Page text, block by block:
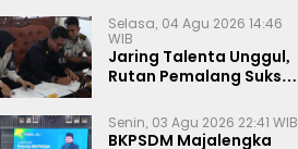
Selasa, 04 Agu 2026 14:46
WIB
Jaring Talenta Unggul,
Rutan Pemalang Sukses
Wawancara Magang
Kemnaker
Senin, 03 Agu 2026 22:41 WIB
BKPSDM Majalengka